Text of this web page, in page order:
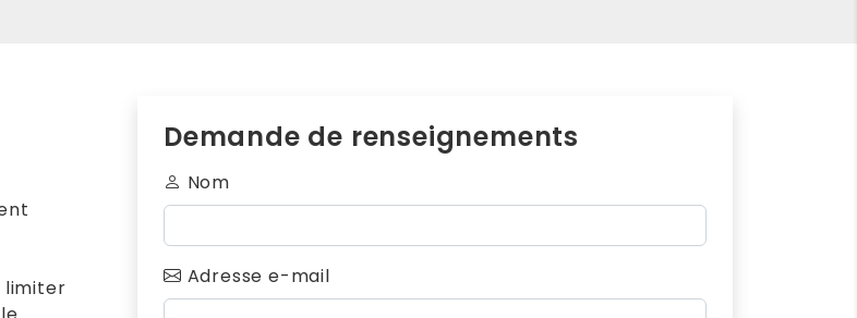
limiter
Demande de renseignements
Nom
Adresse e-mail